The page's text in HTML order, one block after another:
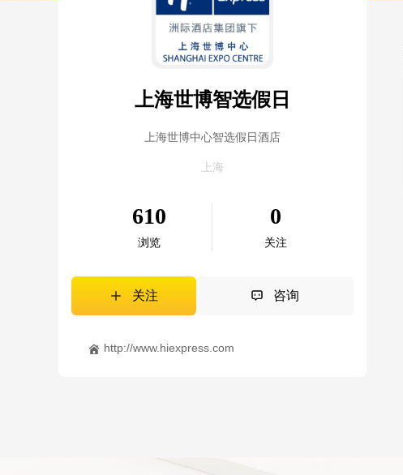
上海世博智选假日
上海世博中心智选假日酒店
上海
610
浏览
0
关注
关注 咨询
http://www.hiexpress.com